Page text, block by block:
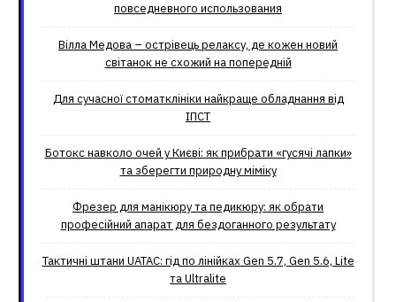
повседневного использования
Вілла Медова – острівець релаксу, де кожен новий
світанок не схожий на попередній
Для сучасної стоматклініки найкраще обладнання від
ІПСТ
Ботокс навколо очей у Києві: як прибрати «гусячі лапки»
та зберегти природну міміку
Фрезер для манікюру та педикюру: як обрати
професійний апарат для бездоганного результату
Тактичні штани UATAC: гід по лінійках Gen 5.7, Gen 5.6, Lite
та Ultralite